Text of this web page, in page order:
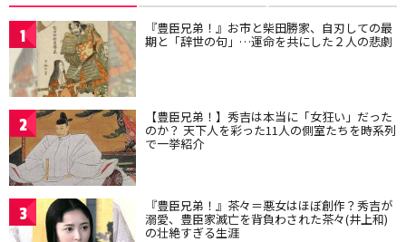
1 『豊臣兄弟！』お市と柴田勝家、自刃しての最
期と「辞世の句」…運命を共にした２人の悲劇
2 【豊臣兄弟！】秀吉は本当に「女狂い」だった
のか？ 天下人を彩った11人の側室たちを時系列
で一挙紹介
3 『豊臣兄弟！』茶々＝悪女はほぼ創作？秀吉が
溺愛、豊臣家滅亡を背負わされた茶々(井上和)
の壮絶すぎる生涯